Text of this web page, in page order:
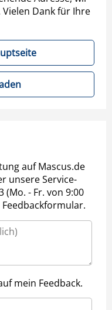
Dank für Ihre
auf Mascus.de
unsere Service-
(Mo. - Fr. von 9:00
mein Feedback.